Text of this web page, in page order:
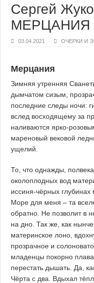
Сергей
МЕРЦАНИЯ
03.04.2021 ОЧЕРКИ И
Мерцания
Зимняя утренняя
дымчатом сизым,
последние следы ночи:
вслед восходящему за
наливаются ярко-
мареновый вековой
ущелий.
То, что однажды,
околоплодных вод
иссиня-чёрных
Море для меня – та
обратно. Не позволит в
на дно. Так же, как
материнское лоно,
прозрачное и
младенцы покорно
перестать дышать. Да,
Чёрта с два. Вдыхал